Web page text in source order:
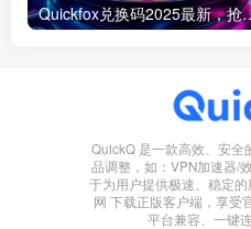
Quickfox兑换码
QuickQ 是一款高效、安全
品调整，如：VPN加速器/
于为用户提供极速、稳定
网 下载正版客户端，享受
平台兼容、一键